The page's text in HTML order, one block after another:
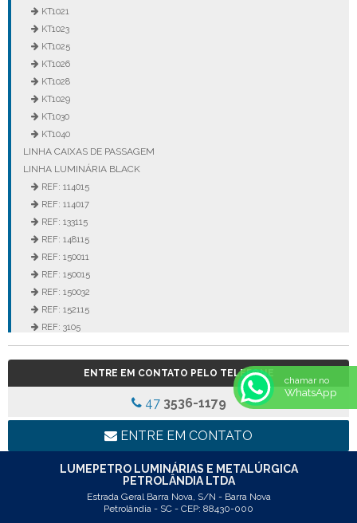
KT1021
KT1023
KT1025
KT1026
KT1028
KT1029
KT1030
KT1040
LINHA CAIXAS DE PASSAGEM
LINHA LUMINÁRIA BLACK
REF: 114015
REF: 114017
REF: 133115
REF: 148115
REF: 150011
REF: 150015
REF: 150032
REF: 152115
REF: 3105
REF: 3106
REF: 5105
LINHA LUMINÁRIA COMERCIAL DE EMBUTIR
REF: 102005
REF: 103005
REF: 105015
ENTRE EM CONTATO PELO TELEFONE
47 3536-1179
ENTRE EM CONTATO
LUMEPETRO LUMINÁRIAS E METALÚRGICA
PETROLÂNDIA LTDA
Estrada Geral Barra Nova, S/N - Barra Nova
Petrolândia - SC - CEP: 88430-000
chamar no
WhatsApp